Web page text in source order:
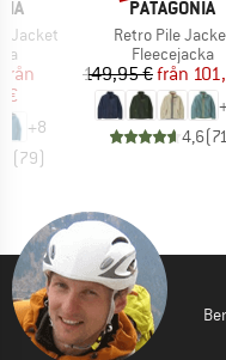
Jacket
pris
från
€
+8
(79)
VARUMÄRKE
PATAGONIA
Produkter
Retro Pile
Produktgrupp
Fleecejacka
Pris
149,95 €från
4,6(71